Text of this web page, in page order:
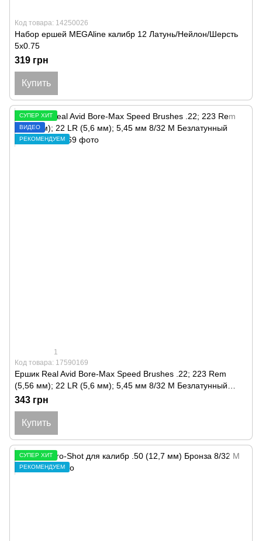
Код товара: 14250026
Набор ершей MEGAline калибр 12 Латунь/Нейлон/Шерсть
5x0.75
319 грн
Купить
СУПЕР ХИТ
ВИДЕО
РЕКОМЕНДУЕМ
1
Код товара: 17590169
Ершик Real Avid Bore-Max Speed Brushes .22; 223 Rem
(5,56 мм); 22 LR (5,6 мм); 5,45 мм 8/32 M Безлатунный
сплав
343 грн
Купить
СУПЕР ХИТ
РЕКОМЕНДУЕМ